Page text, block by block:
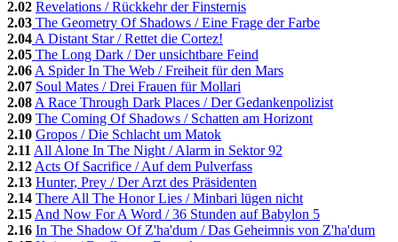
2.02 Revelations / Rückkehr der Finsternis
2.03 The Geometry Of Shadows / Eine Frage der Farbe
2.04 A Distant Star / Rettet die Cortez!
2.05 The Long Dark / Der unsichtbare Feind
2.06 A Spider In The Web / Freiheit für den Mars
2.07 Soul Mates / Drei Frauen für Mollari
2.08 A Race Through Dark Places / Der Gedankenpolizist
2.09 The Coming Of Shadows / Schatten am Horizont
2.10 Gropos / Die Schlacht um Matok
2.11 All Alone In The Night / Alarm in Sektor 92
2.12 Acts Of Sacrifice / Auf dem Pulverfass
2.13 Hunter, Prey / Der Arzt des Präsidenten
2.14 There All The Honor Lies / Minbari lügen nicht
2.15 And Now For A Word / 36 Stunden auf Babylon 5
2.16 In The Shadow Of Z'ha'dum / Das Geheimnis von Z'ha'dum